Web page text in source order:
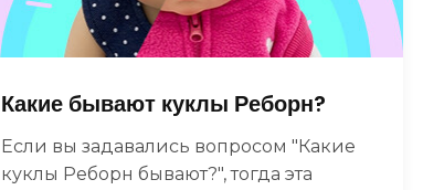
Какие бывают куклы Реборн?
Если вы задавались вопросом "Какие
куклы Реборн бывают?", тогда эта